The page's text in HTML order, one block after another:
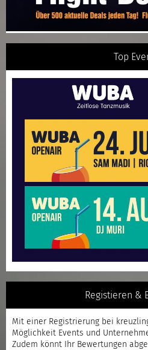
Top
Registieren &
Mit einer Registrierung bei
Möglichkeit Events und
Zudem könnt Ihr Bewertungen